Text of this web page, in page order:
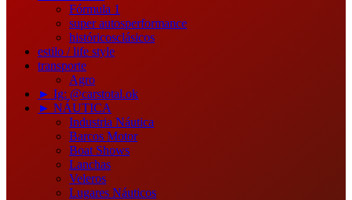
Fórmula 1
super autosperformance
históricosclásicos
estilo / life style
transporte
Agro
► Ig: @carstotal.ok
► NÁUTICA
Industria Náutica
Barcos Motor
Boat Shows
Lanchas
Veleros
Lugares Náuticos